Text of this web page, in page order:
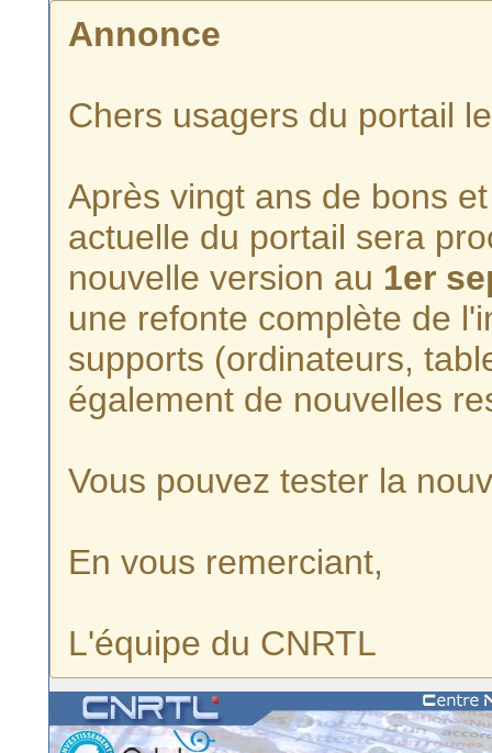
Annonce
Chers usagers du portail
Après vingt ans de bons
actuelle du portail sera
nouvelle version au 1er
une refonte complète de
supports (ordinateurs,
également de nouvelles
Vous pouvez tester la
En vous remerciant,
L'équipe du CNRTL